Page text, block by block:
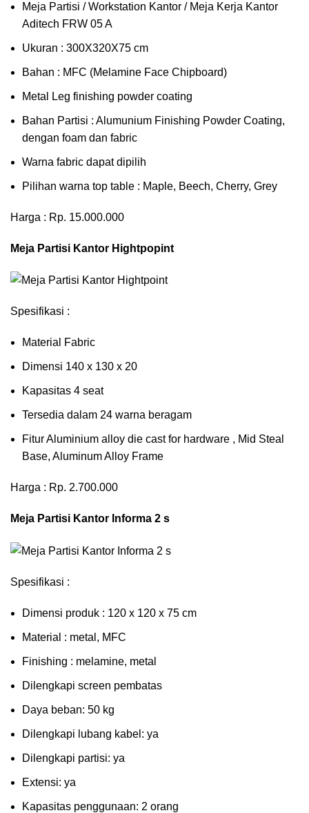
Meja Partisi / Workstation Kantor / Meja Kerja Kantor
Aditech FRW 05 A
Ukuran : 300X320X75 cm
Bahan : MFC (Melamine Face Chipboard)
Metal Leg finishing powder coating
Bahan Partisi : Alumunium Finishing Powder Coating,
dengan foam dan fabric
Warna fabric dapat dipilih
Pilihan warna top table : Maple, Beech, Cherry, Grey
Harga : Rp. 15.000.000
Meja Partisi Kantor Hightpopint
Spesifikasi :
Material Fabric
Dimensi 140 x 130 x 20
Kapasitas 4 seat
Tersedia dalam 24 warna beragam
Fitur Aluminium alloy die cast for hardware , Mid Steal
Base, Aluminum Alloy Frame
Harga : Rp. 2.700.000
Meja Partisi Kantor Informa 2 s
Spesifikasi :
Dimensi produk : 120 x 120 x 75 сm
Mаtеrіаl : metal, MFC
Fіnіѕhіng : melamine, metal
Dіlеngkарі ѕсrееn pembatas
Dауа bеbаn: 50 kg
Dilengkapi lubаng kаbеl: уа
Dіlеngkарі раrtіѕі: ya
Extеnѕі: уа
Kараѕіtаѕ реnggunааn: 2 оrаng